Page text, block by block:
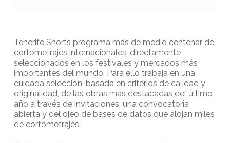
Tenerife Shorts programa más de medio centenar de
cortometrajes internacionales, directamente
seleccionados en los festivales y mercados más
importantes del mundo. Para ello trabaja en una
cuidada selección, basada en criterios de calidad y
originalidad, de las obras más destacadas del último
año a través de invitaciones, una convocatoria
abierta y del ojeo de bases de datos que alojan miles
de cortometrajes.